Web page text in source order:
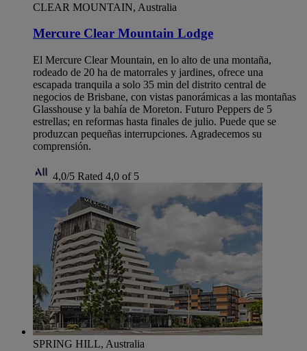
CLEAR MOUNTAIN, Australia
Mercure Clear Mountain Lodge
El Mercure Clear Mountain, en lo alto de una montaña,
rodeado de 20 ha de matorrales y jardines, ofrece una
escapada tranquila a solo 35 min del distrito central de
negocios de Brisbane, con vistas panorámicas a las montañas
Glasshouse y la bahía de Moreton. Futuro Peppers de 5
estrellas; en reformas hasta finales de julio. Puede que se
produzcan pequeñas interrupciones. Agradecemos su
comprensión.
4,0/5 Rated 4,0 of 5
SPRING HILL, Australia